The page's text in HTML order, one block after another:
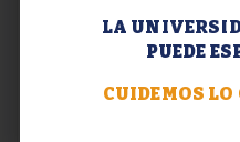
LA
PUEDE
CUIDEMOS
Extensión.